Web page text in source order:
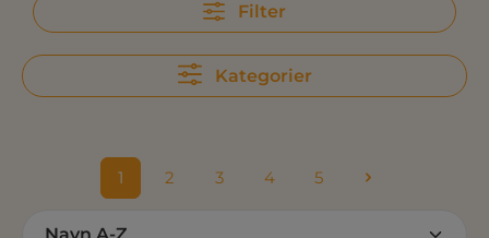
Filter
Kategorier
Side
1 Side
2 Side
3 Side
4 Side
5